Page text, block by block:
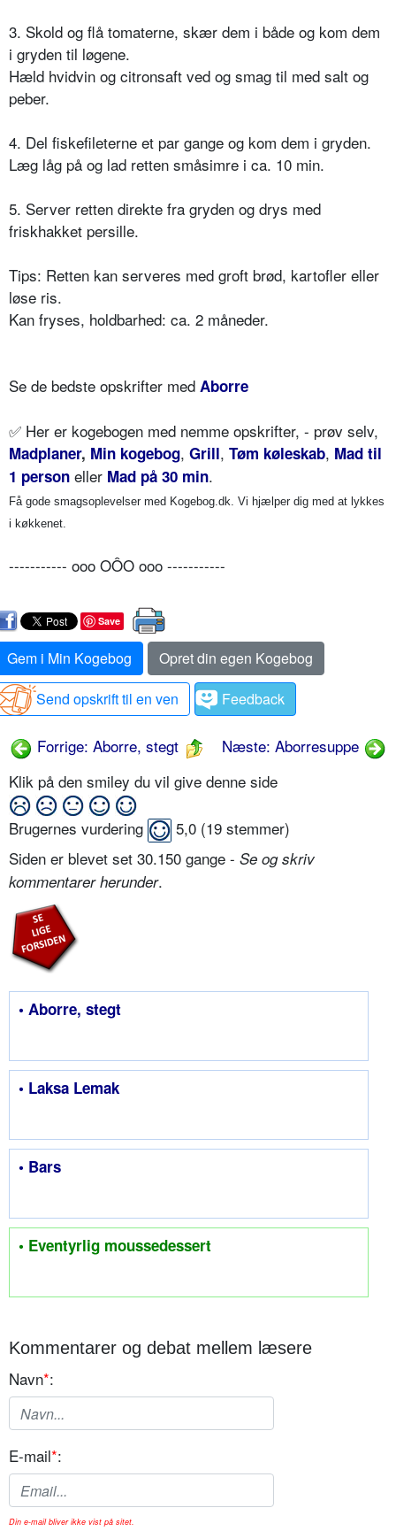
3. Skold og flå tomaterne, skær dem i både og kom dem
i gryden til løgene.
Hæld hvidvin og citronsaft ved og smag til med salt og
peber.
4. Del fiskefileterne et par gange og kom dem i gryden.
Læg låg på og lad retten småsimre i ca. 10 min.
5. Server retten direkte fra gryden og drys med
friskhakket persille.
Tips: Retten kan serveres med groft brød, kartofler eller
løse ris.
Kan fryses, holdbarhed: ca. 2 måneder.
Se de bedste opskrifter med Aborre
✅ Her er kogebogen med nemme opskrifter, - prøv selv,
Madplaner, Min kogebog, Grill, Tøm køleskab, Mad til
1 person eller Mad på 30 min.
Få gode smagsoplevelser med Kogebog.dk. Vi hjælper dig med at lykkes
i køkkenet.
----------- ooo OÔO ooo -----------
Save
Gem i Min Kogebog
Opret din egen Kogebog
Send opskrift til en ven
Feedback
Forrige: Aborre, stegt
Næste: Aborresuppe
Klik på den smiley du vil give denne side
Brugernes vurdering 5,0 (19 stemmer)
Siden er blevet set 30.150 gange - Se og skriv
kommentarer herunder.
• Aborre, stegt
• Laksa Lemak
• Bars
• Eventyrlig moussedessert
Kommentarer og debat mellem læsere
Navn*:
E-mail*:
Din e-mail bliver ikke vist på sitet.